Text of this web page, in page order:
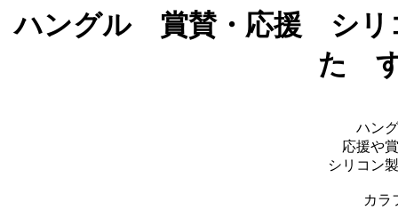
ハングル 賞賛・応援 シリ
た
ハン
応援や
シリコン
カラ